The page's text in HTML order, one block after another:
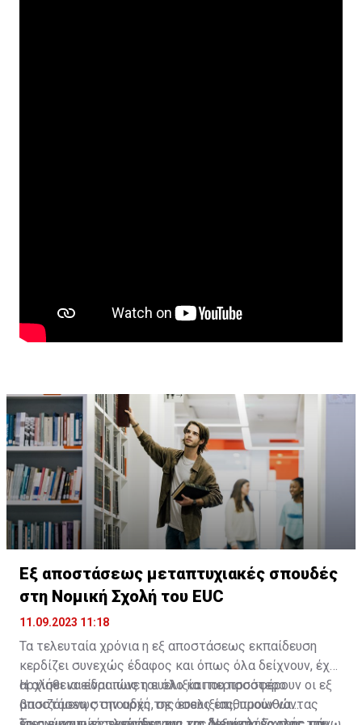
Εξ αποστάσεως μεταπτυχιακές σπουδές
στη Νομική Σχολή του EUC
11.09.2023 11:18
Τα τελευταία χρόνια η εξ αποστάσεως εκπαίδευση
κερδίζει συνεχώς έδαφος και όπως όλα δείχνουν, έχει
αρχίσει να εδραιώνεται όλο και περισσότερο
βασιζόμενη στην αρχή της ευελιξίας, προωθώντας
Η αλήθεια είναι πως η ευελιξία που προσφέρουν οι εξ
αποστάσεως σπουδές, σε όσους επιθυμούν να